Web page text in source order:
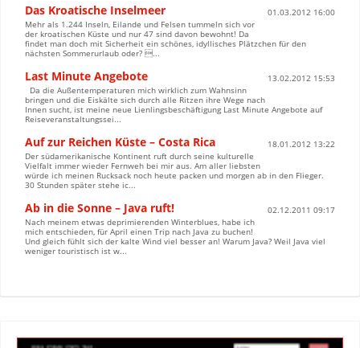
Das Kroatische Inselmeer
01.03.2012 16:00
Mehr als 1.244 Inseln, Eilande und Felsen tummeln sich vor
der kroatischen Küste und nur 47 sind davon bewohnt! Da
findet man doch mit Sicherheit ein schönes, idyllisches Plätzchen für den
nächsten Sommerurlaub oder? ...
Last Minute Angebote
13.02.2012 15:53
Da die Außentemperaturen mich wirklich zum Wahnsinn
bringen und die Eiskälte sich durch alle Ritzen ihre Wege nach
Innen sucht, ist meine neue Lienlingsbeschäftigung Last Minute Angebote auf
Reiseveranstaltungssei...
Auf zur Reichen Küste – Costa Rica
18.01.2012 13:22
Der südamerikanische Kontinent ruft durch seine kulturelle
Vielfalt immer wieder Fernweh bei mir aus. Am aller liebsten
würde ich meinen Rucksack noch heute packen und morgen ab in den Flieger.
30 Stunden später stehe ic...
Ab in die Sonne – Java ruft!
02.12.2011 09:17
Nach meinem etwas deprimierenden Winterblues, habe ich
mich entschieden, für April einen Trip nach Java zu buchen!
Und gleich fühlt sich der kalte Wind viel besser an! Warum Java? Weil Java viel
weniger touristisch ist w...